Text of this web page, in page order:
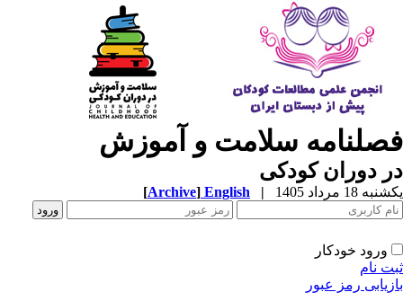
سلامت و آموزش
دوران کودکی
18 مرداد 1405 |
English
[Archive]
ورود خودکار
نام
رمز عبور